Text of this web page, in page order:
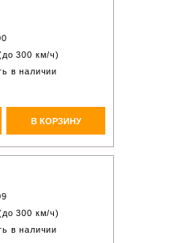
300 км/ч)
в наличии
В КОРЗИНУ
300 км/ч)
в наличии